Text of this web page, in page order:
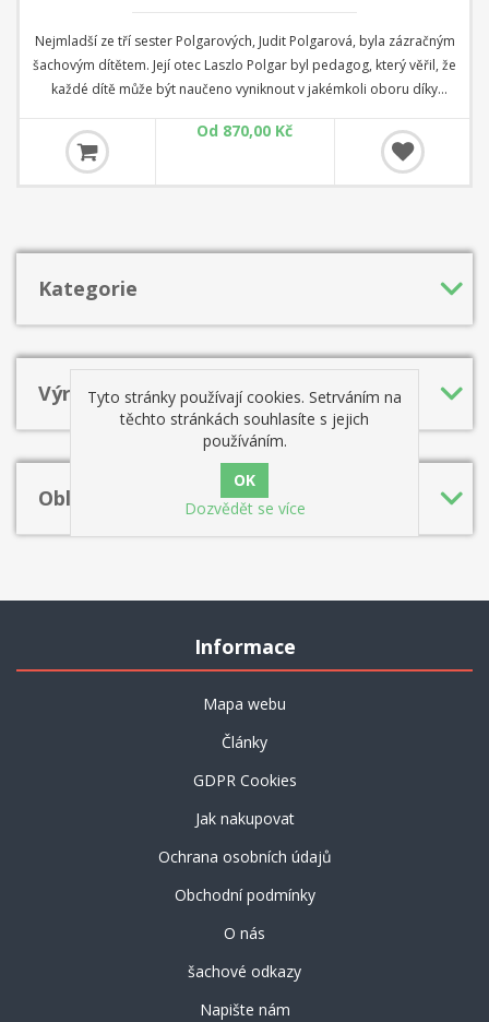
Nejmladší ze tří sester Polgarových, Judit Polgarová, byla zázračným
šachovým dítětem. Její otec Laszlo Polgar byl pedagog, který věřil, že
každé dítě může být naučeno vyniknout v jakémkoli oboru díky
špičkové šachistky. Judit Polgarová se učila od svého otce a sester a
ve věku 15 let a čtyř měsíců získala titul velmistra, čímž nahradila
Bobbyho Fischera na pozici nejmladšího velmistra v šachové historii.
Od 870,00 Kč
Kategorie
Výrobci
Oblíbená hesla
Informace
Mapa webu
Články
GDPR Cookies
Jak nakupovat
Ochrana osobních údajů
Obchodní podmínky
O nás
šachové odkazy
Napište nám
Tyto stránky používají cookies. Setrváním na
těchto stránkách souhlasíte s jejich
používáním.
Dozvědět se více